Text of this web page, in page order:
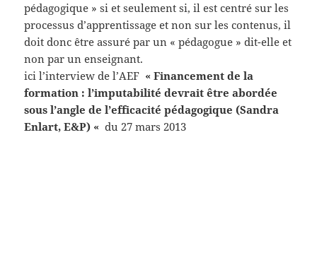
pédagogique » si et seulement si, il est centré sur les
processus d’apprentissage et non sur les contenus, il
doit donc être assuré par un « pédagogue » dit-elle et
non par un enseignant.
ici l’interview de l’AEF « Financement de la
formation : l’imputabilité devrait être abordée
sous l’angle de l’efficacité pédagogique (Sandra
Enlart, E&P) « du 27 mars 2013